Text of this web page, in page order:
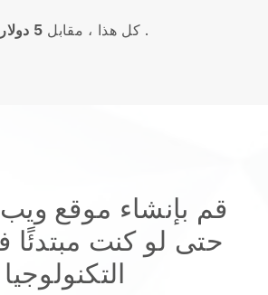
كل هذا ، مقابل 5 دولارات .
قم بإنشاء موقع
حتى لو كنت
التكنولوجيا